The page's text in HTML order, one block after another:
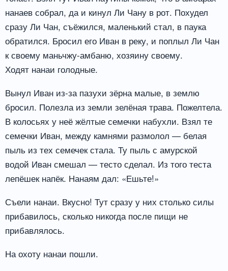
нанаев собрал, да и кинул Ли Чану в рот. Похудел
сразу Ли Чан, съёжился, маленький стал, в паука
обратился. Бросил его Иван в реку, и поплыл Ли Чан
к своему маньчжу-амбаню, хозяину своему.
Ходят нанаи голодные.
Вынул Иван из-за пазухи зёрна малые, в землю
бросил. Полезла из земли зелёная трава. Пожелтела.
В колосьях у неё жёлтые семечки набухли. Взял те
семечки Иван, между камнями размолол — белая
пыль из тех семечек стала. Ту пыль с амурской
водой Иван смешал — тесто сделал. Из того теста
лепёшек напёк. Нанаям дал: «Ешьте!»
Съели нанаи. Вкусно! Тут сразу у них столько силы
прибавилось, сколько никогда после пищи не
прибавлялось.
На охоту нанаи пошли.